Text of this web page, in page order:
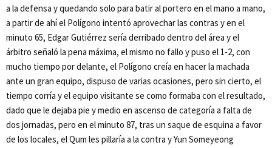
a la defensa y quedando solo para batir al portero en el mano a mano,
a partir de ahí el Polígono intentó aprovechar las contras y en el
minuto 65, Edgar Gutiérrez sería derribado dentro del área y el
árbitro señaló la pena máxima, el mismo no fallo y puso el 1-2, con
mucho tiempo por delante, el Polígono creía en hacer la machada
ante un gran equipo, dispuso de varias ocasiones, pero sin cierto, el
tiempo corría y el equipo visitante se como formaba con el resultado,
dado que le dejaba pie y medio en ascenso de categoría a falta de
dos jornadas, pero en el minuto 87, tras un saque de esquina a favor
de los locales, el Qum les pillaría a la contra y Yun Someyeong